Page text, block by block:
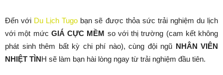
Đến với Du Lịch Tugo bạn sẽ được thỏa sức trải nghiệm du lịch
với một mức GIÁ CỰC MỀM so với thị trường (cam kết không
phát sinh thêm bất kỳ chi phí nào), cùng đội ngũ NHÂN VIÊN
NHIỆT TÌNH sẽ làm bạn hài lòng ngay từ trải nghiệm đầu tiên.